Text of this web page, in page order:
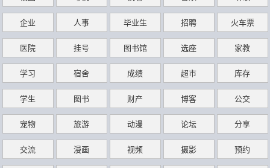
企业 人事 毕业生 招聘 火车票
医院 挂号 图书馆 选座 家教
学习 宿舍 成绩 超市 库存
学生 图书 财产 博客 公交
宠物 旅游 动漫 论坛 分享
交流 漫画 视频 摄影 预约